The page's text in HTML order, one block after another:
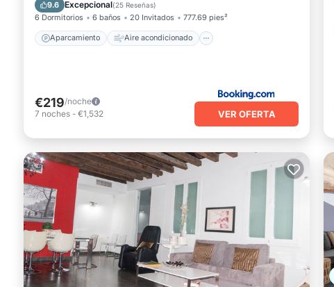
9.6 Excepcional(25 Reseñas)
6 Dormitorios 6 baños 20 Invitados 777.69 pies²
Aparcamiento Aire acondicionado
€219/noche
7 noches - €1,532 VER OFERTA